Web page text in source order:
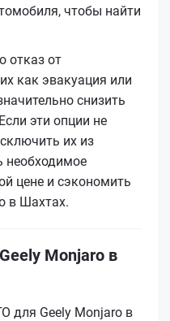
чтобы найти
отказ от
как эвакуация или
снизить
эти опции не
их из
необходимое
цене и сэкономить
в Шахтах.
Monjaro в
для Geely Monjaro в